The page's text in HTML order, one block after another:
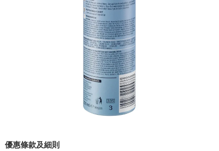
優惠條款及細則